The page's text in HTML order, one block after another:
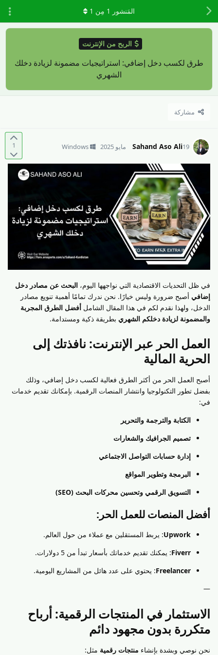
الربح من الإنترنت
طرق لكسب دخل إضافي: استراتيجيات مضمونة لزيادة دخلك
الشهري
مشاركة
المَنشور 1 مِن 1
1 Sahand Aso Ali19 مايو 2025 Windows
في ظل التحديات الاقتصادية التي نواجهها اليوم، البحث عن مصادر دخل
إضافي أصبح ضرورة وليس خيارًا. نحن ندرك تمامًا أهمية تنويع مصادر
الدخل، ولهذا نقدم لكم في هذا المقال الشامل أفضل الطرق المجربة
والمضمونة لزيادة دخلكم الشهري بطريقة ذكية ومستدامة.
العمل الحر عبر الإنترنت: نافذتك إلى
الحرية المالية
أصبح العمل الحر من أكثر الطرق فعالية لكسب دخل إضافي، وذلك
بفضل تطور التكنولوجيا وانتشار المنصات الرقمية. بإمكانك تقديم خدمات
في:
الكتابة والترجمة والتحرير
تصميم الجرافيك والشعارات
إدارة حسابات التواصل الاجتماعي
البرمجة وتطوير المواقع
التسويق الرقمي وتحسين محركات البحث (SEO)
أفضل المنصات للعمل الحر:
Upwork: يربط المستقلين مع عملاء من حول العالم.
Fiverr: يمكنك تقديم خدماتك بأسعار تبدأ من 5 دولارات.
Freelancer: يحتوي على عدد هائل من المشاريع اليومية.
—
الاستثمار في المنتجات الرقمية: أرباح
متكررة بدون مجهود دائم
نحن نوصي وبشدة بإنشاء منتجات رقمية مثل: